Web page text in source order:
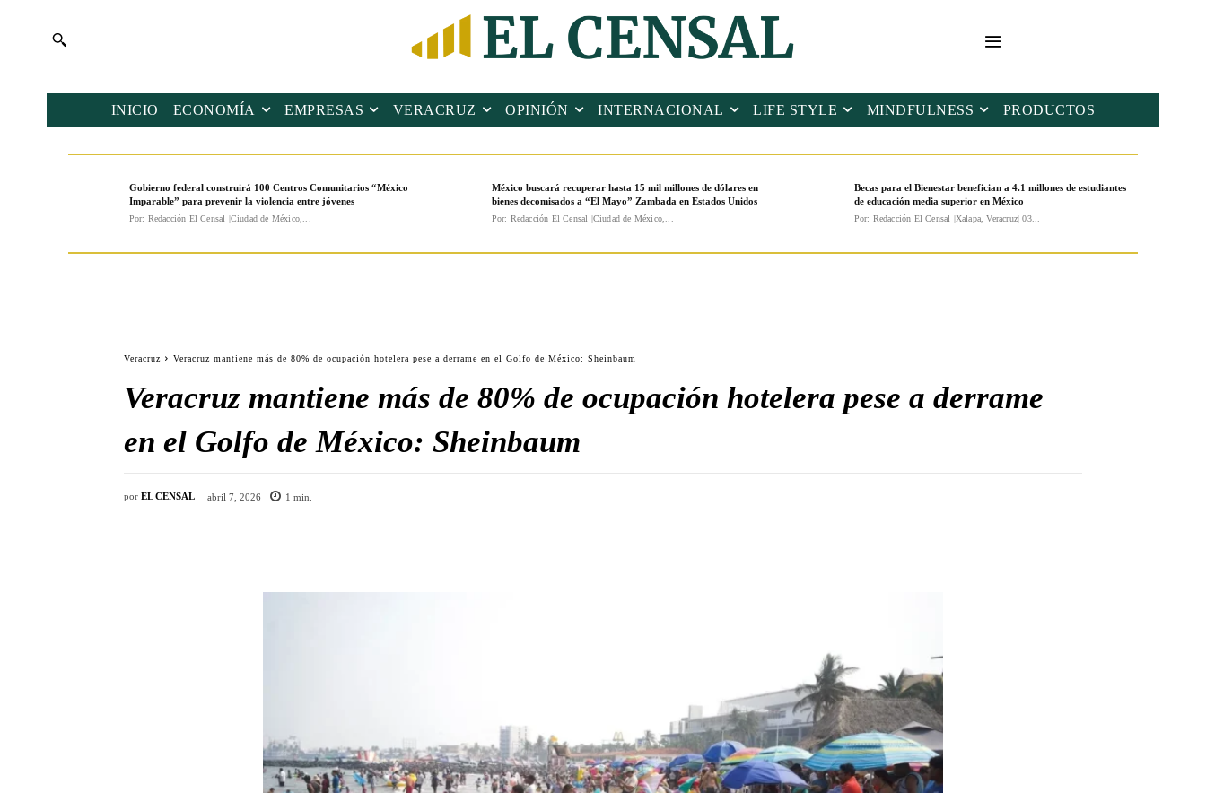
INICIO ECONOMÍA EMPRESAS VERACRUZ OPINIÓN INTERNACIONAL LIFE STYLE MINDFULNESS PRODUCTOS
Gobierno federal construirá 100 Centros Comunitarios “México
Imparable” para prevenir la violencia entre jóvenes
Por: Redacción El Censal |Ciudad de México,...
México buscará recuperar hasta 15 mil millones de dólares en
bienes decomisados a “El Mayo” Zambada en Estados Unidos
Por: Redacción El Censal |Ciudad de México,...
Becas para el Bienestar benefician a 4.1 millones de estudiantes
de educación media superior en México
Por: Redacción El Censal |Xalapa, Veracruz| 03...
Veracruz Veracruz mantiene más de 80% de ocupación hotelera pese a derrame en el Golfo de México: Sheinbaum
Veracruz mantiene más de 80% de ocupación hotelera pese a derrame
en el Golfo de México: Sheinbaum
por EL CENSAL abril 7, 2026 1 min.